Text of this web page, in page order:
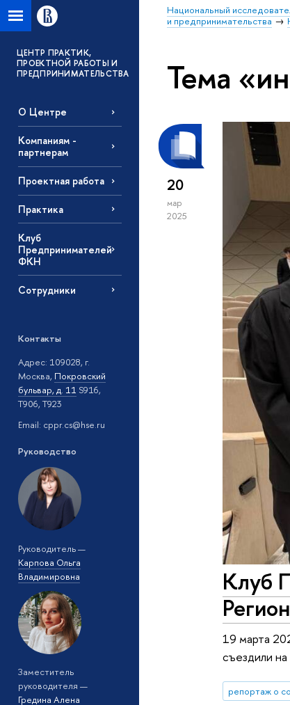
Национальный
и предпринимательства
ЦЕНТР ПРАКТИК,
ПРОЕКТНОЙ РАБОТЫ И
ПРЕДПРИНИМАТЕЛЬСТВА
О Центре
Компаниям -
партнерам
Проектная работа
Практика
Клуб
Предпринимателей
ФКН
Сотрудники
Контакты
Адрес: 109028, г.
Москва, Покровский
бульвар, д. 11 S916,
T906, T923
Email: cppr.cs@hse.ru
Руководство
Руководитель —
Карпова Ольга
Владимировна
Заместитель
руководителя —
Гредина Алена
Тема
20
мар
2025
Клуб
19 марта
съездили
репортаж о